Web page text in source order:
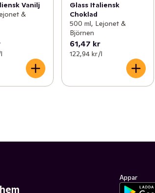
Vanilj
&
Glass Italiensk
Choklad
500 ml, Lejonet &
Björnen
61,47 kr
122,94 kr /l
Appar